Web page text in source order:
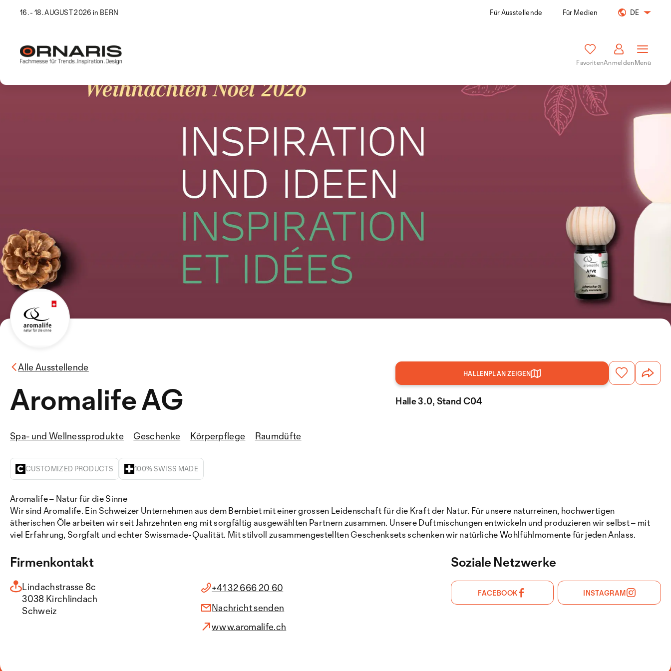
16. - 18. AUGUST 2026 in BERN Für Ausstellende Für Medien DE
FavoritenAnmeldenMenü
Alle Ausstellende
Aromalife AG
Spa- und Wellnessprodukte Geschenke Körperpflege Raumdüfte
CUSTOMIZED PRODUCTS 100% SWISS MADE
HALLENPLAN ZEIGEN
Halle 3.0, Stand C04
Aromalife – Natur für die Sinne
Wir sind Aromalife. Ein Schweizer Unternehmen aus dem Bernbiet mit einer grossen Leidenschaft für die Kraft der Natur. Für unsere naturreinen, hochwertigen
ätherischen Öle arbeiten wir seit Jahrzehnten eng mit sorgfältig ausgewählten Partnern zusammen. Unsere Duftmischungen entwickeln und produzieren wir selbst – mit
viel Erfahrung, Sorgfalt und echter Swissmade-Qualität. Mit stilvoll zusammengestellten Geschenksets schenken wir natürliche Wohlfühlmomente für jeden Anlass.
Firmenkontakt
Lindachstrasse 8c
3038 Kirchlindach
Schweiz
+41 32 666 20 60
Nachricht senden
www.aromalife.ch
Soziale Netzwerke
FACEBOOK INSTAGRAM